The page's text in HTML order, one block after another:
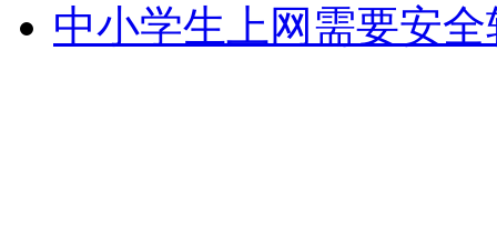
中小学生上网需要安